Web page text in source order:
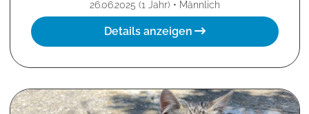
26.06.2025 (1 Jahr) • Männlich
Details anzeigen